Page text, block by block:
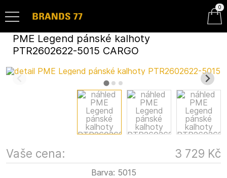
PME Legend pánské kalhoty
PTR2602622-5015 CARGO
Vaše cena: 3 729 Kč
Barva: 5015
0